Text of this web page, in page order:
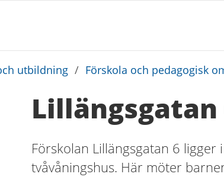
utbildning / Förskola och pedagogisk
Förskolan Lillängsgatan 6
tvåvåningshus. Här möter